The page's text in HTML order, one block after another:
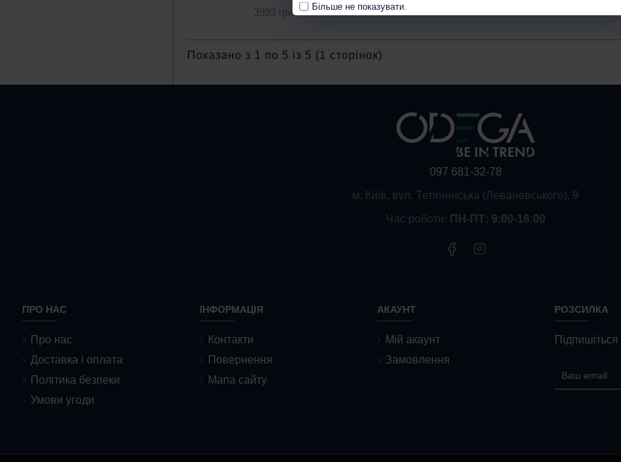
Більше не показувати.
3993 грн
Показано з 1 по 5 із 5 (1 сторінок)
097 681-32-78
м. Київ, вул. Тетянинська (Леваневського), 9
Час роботи: ПН-ПТ: 9:00-18:00
ПРО НАС
Про нас
Доставка і оплата
Політика безпеки
Умови угоди
ІНФОРМАЦІЯ
Контакти
Повернення
Мапа сайту
АКАУНТ
Мій акаунт
Замовлення
РОЗСИЛКА